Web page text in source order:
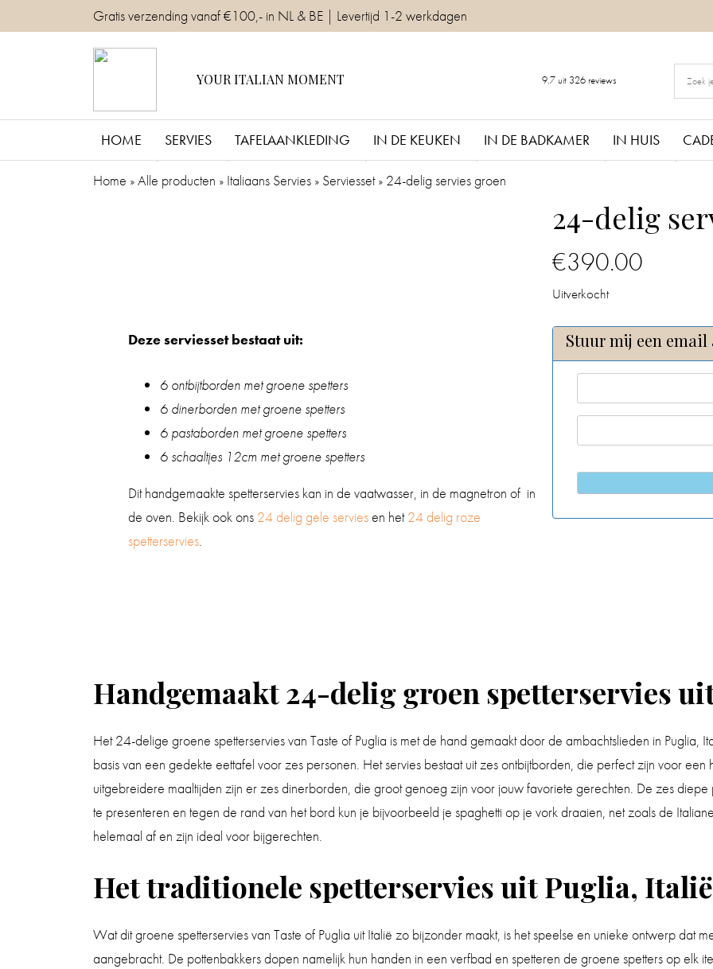
to
Gratis verzending vanaf €100,- in NL & BE | Levertijd 1-2 werkdagen
YOUR ITALIAN MOMENT 9.7 uit 326 reviews
HOME SERVIES TAFELAANKLEDING IN DE KEUKEN IN DE BADKAMER IN HUIS
Home »Alle producten » Italiaans Servies » Serviesset» 24-delig servies groen
24-delig
€390.00
Uitverkocht
Stuur mij een
Deze serviesset bestaat uit:
6 ontbijtborden met groene spetters
6 dinerborden met groene spetters
6 pastaborden met groene spetters
6 schaaltjes 12cm met groene spetters
Dit handgemaakte spetterservies kan in de vaatwasser, in de magnetron of in
de oven. Bekijk ook ons 24 delig gele serviesen het24 delig roze
spetterservies.
Handgemaakt 24-delig groen spetterservies
Het 24-delige groene spetterservies van Taste of Puglia is met de hand gemaakt door de ambachtslieden in Puglia,
basis van een gedekte eettafel voor zes personen. Het servies bestaat uit zes ontbijtborden, die perfect zijn voor
uitgebreidere maaltijden zijn er zes dinerborden, die groot genoeg zijn voor jouw favoriete gerechten. De zes
te presenteren en tegen de rand van het bord kun je bijvoorbeeld je spaghetti op je vork draaien, net zoals de
helemaal af en zijn ideal voor bijgerechten.
Het traditionele spetterservies uit Puglia, Italië
Wat dit groene spetterservies van Taste of Puglia uit Italië zo bijzonder maakt, is het speelse en unieke ontwerp dat
aangebracht. De pottenbakkers dopen namelijk hun handen in een verfbad en spetteren de groene spetters op elk